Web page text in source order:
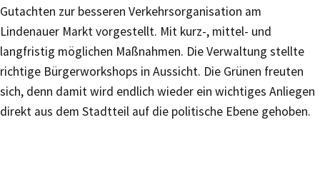
Gutachten zur besseren Verkehrsorganisation am
Lindenauer Markt vorgestellt. Mit kurz-, mittel- und
langfristig möglichen Maßnahmen. Die Verwaltung stellte
richtige Bürgerworkshops in Aussicht. Die Grünen freuten
sich, denn damit wird endlich wieder ein wichtiges Anliegen
direkt aus dem Stadtteil auf die politische Ebene gehoben.